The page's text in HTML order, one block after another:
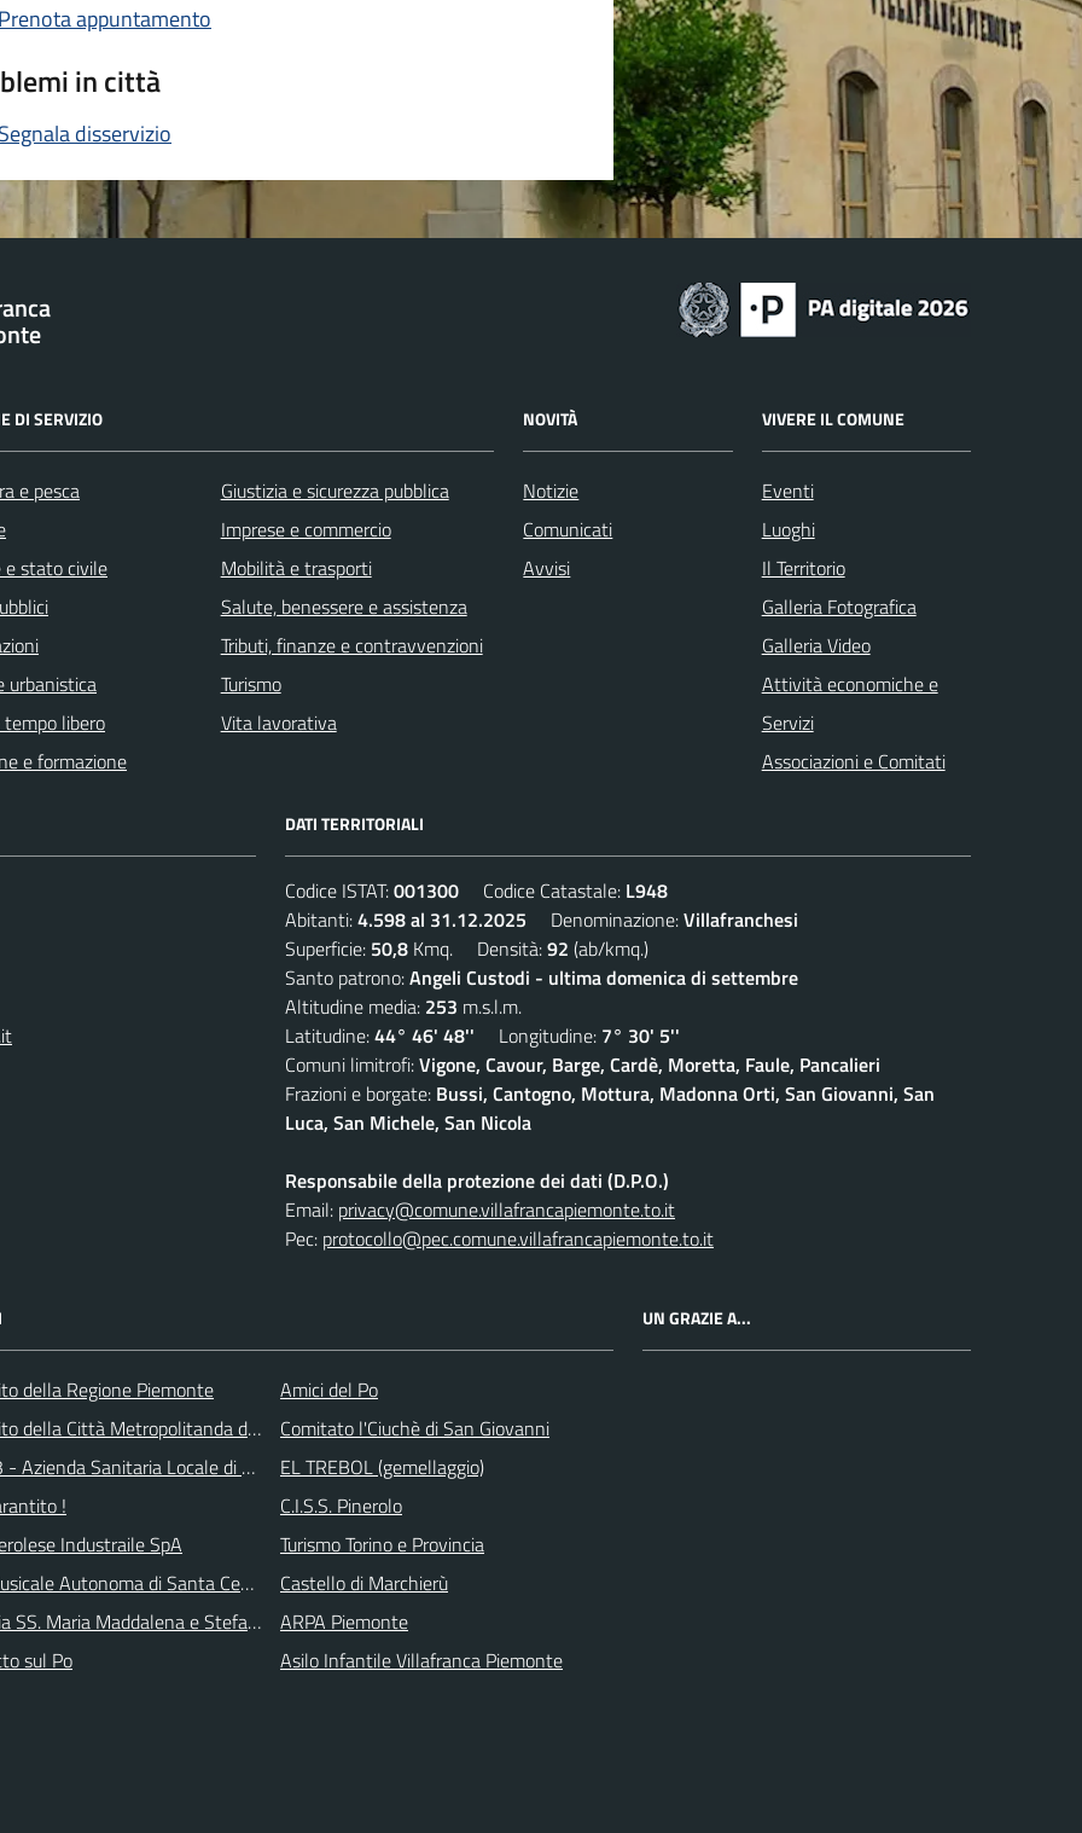
Prenota appuntamento
in città
Segnala disservizio
DI SERVIZIO
e pesca
e stato civile
urbanistica
libero
e formazione
Giustizia e sicurezza pubblica
Imprese e commercio
Mobilità e trasporti
Salute, benessere e assistenza
Tributi, finanze e contravvenzioni
Turismo
Vita lavorativa
NOVITÀ
Notizie
Comunicati
Avvisi
VIVERE IL COMUNE
Eventi
Luoghi
Il Territorio
Galleria Fotografica
Galleria Video
Attività economiche e
Servizi
Associazioni e Comitati
DATI TERRITORIALI
Codice ISTAT:001300 Codice Catastale: L948
Abitanti:4.598 al 31.12.2025 Denominazione:Villafranchesi
Superficie: 50,8 Kmq. Densità:92 (ab/kmq.)
Santo patrono:Angeli Custodi - ultima domenica di settembre
Altitudine media: 253 m.s.l.m.
Latitudine:44° 46' 48'' Longitudine: 7° 30' 5''
Comuni limitrofi:Vigone, Cavour, Barge, Cardè, Moretta, Faule, Pancalieri
Frazioni e borgate: Bussi, Cantogno, Mottura, Madonna Orti, San Giovanni, San
Luca, San Michele, San Nicola
Responsabile della protezione dei dati (D.P.O.)
Email: privacy@comune.villafrancapiemonte.to.it
Pec: protocollo@pec.comune.villafrancapiemonte.to.it
della Regione Piemonte
della Città Metropolitanda di Torino
- Azienda Sanitaria Locale di Collegno e Pinerolo
!
Industraile SpA
Autonoma di Santa Cecilia
SS. Maria Maddalena e Stefano
sul Po
Amici del Po
Comitato l'Ciuchè di San Giovanni
EL TREBOL (gemellaggio)
C.I.S.S. Pinerolo
Turismo Torino e Provincia
Castello di Marchierù
ARPA Piemonte
Asilo Infantile Villafranca Piemonte
UN GRAZIE A...